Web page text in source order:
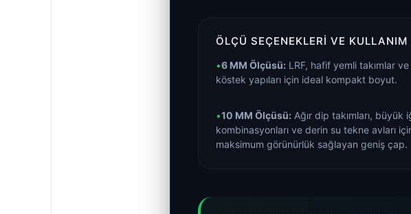
ÖLÇÜ SEÇENEKLERI VE
•6 MM Ölçüsü: LRF, hafif yemli takımlar
köstek yapıları için ideal kompakt boyut.
•10 MM Ölçüsü: Ağır dip takımları, büyük
kombinasyonları ve derin su tekne avları
maksimum görünürlük sağlayan geniş çap.